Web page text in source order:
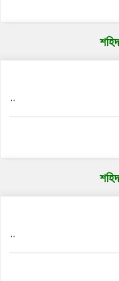
..
..